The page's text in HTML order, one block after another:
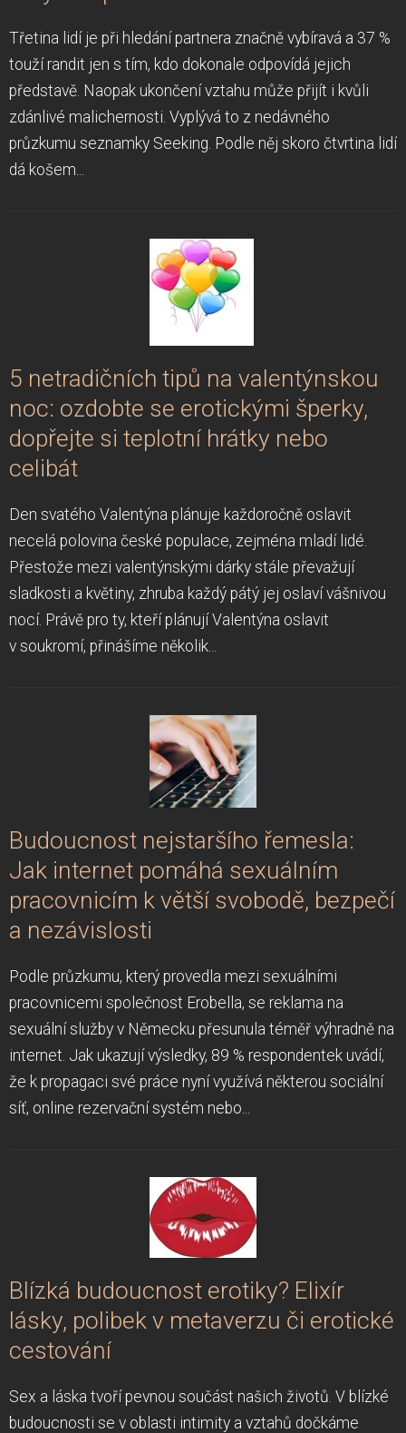
Třetina lidí je při hledání partnera značně vybíravá a 37 %
touží randit jen s tím, kdo dokonale odpovídá jejich
představě. Naopak ukončení vztahu může přijít i kvůli
zdánlivé malichernosti. Vyplývá to z nedávného
průzkumu seznamky Seeking. Podle něj skoro čtvrtina lidí
dá košem...
5 netradičních tipů na valentýnskou
noc: ozdobte se erotickými šperky,
dopřejte si teplotní hrátky nebo
celibát
Den svatého Valentýna plánuje každoročně oslavit
necelá polovina české populace, zejména mladí lidé.
Přestože mezi valentýnskými dárky stále převažují
sladkosti a květiny, zhruba každý pátý jej oslaví vášnivou
nocí. Právě pro ty, kteří plánují Valentýna oslavit
v soukromí, přinášíme několik...
Budoucnost nejstaršího řemesla:
Jak internet pomáhá sexuálním
pracovnicím k větší svobodě, bezpečí
a nezávislosti
Podle průzkumu, který provedla mezi sexuálními
pracovnicemi společnost Erobella, se reklama na
sexuální služby v Německu přesunula téměř výhradně na
internet. Jak ukazují výsledky, 89 % respondentek uvádí,
že k propagaci své práce nyní využívá některou sociální
síť, online rezervační systém nebo...
Blízká budoucnost erotiky? Elixír
lásky, polibek v metaverzu či erotické
cestování
Sex a láska tvoří pevnou součást našich životů. V blízké
budoucnosti se v oblasti intimity a vztahů dočkáme